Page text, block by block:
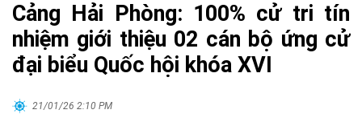
Cảng Hải Phòng: 100% cử tri tín
nhiệm giới thiệu 02 cán bộ ứng cử
đại biểu Quốc hội khóa XVI
21/01/26 2:10 PM